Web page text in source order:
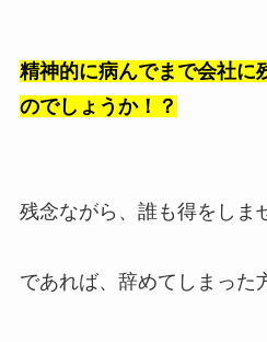
精神的に病んでまで会社に
のでしょうか！？
残念ながら、誰も得をしま
であれば、辞めてしまった